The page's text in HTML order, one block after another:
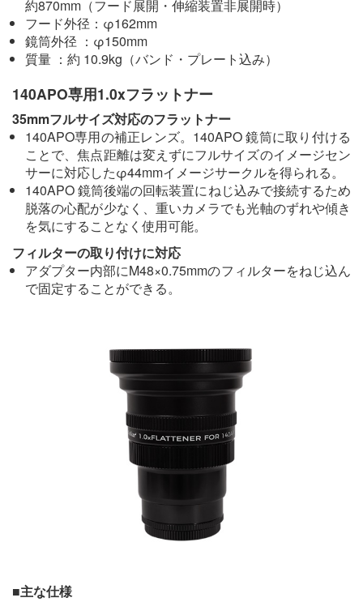
約870mm（フード展開・伸縮装置非展開時）
フード外径：φ162mm
鏡筒外径 ：φ150mm
質量 ：約 10.9kg（バンド・プレート込み）
140APO専用1.0xフラットナー
35mmフルサイズ対応のフラットナー
140APO専用の補正レンズ。140APO 鏡筒に取り付ける
ことで、焦点距離は変えずにフルサイズのイメージセン
サーに対応したφ44mmイメージサークルを得られる。
140APO 鏡筒後端の回転装置にねじ込みで接続するため
脱落の心配が少なく、重いカメラでも光軸のずれや傾き
を気にすることなく使用可能。
フィルターの取り付けに対応
アダプター内部にM48×0.75mmのフィルターをねじ込ん
で固定することができる。
■主な仕様